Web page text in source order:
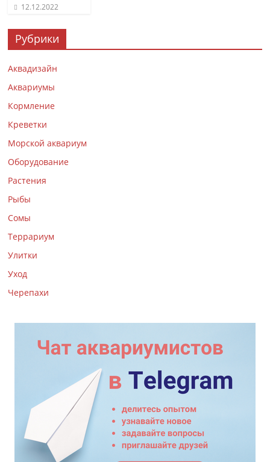
12.12.2022
Рубрики
Аквадизайн
Аквариумы
Кормление
Креветки
Морской аквариум
Оборудование
Растения
Рыбы
Сомы
Террариум
Улитки
Уход
Черепахи